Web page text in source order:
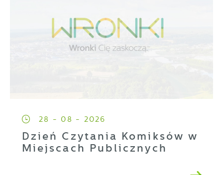
28 - 08 - 2026
Dzień Czytania Komiksów w
Miejscach Publicznych